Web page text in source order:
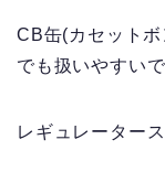
CB缶(カセット
でも扱いやすいで
レギュレーター